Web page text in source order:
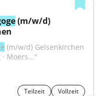
(m/w/d)
(m/w/d) Gelsenkirchen
Moers..."
Teilzeit Vollzeit